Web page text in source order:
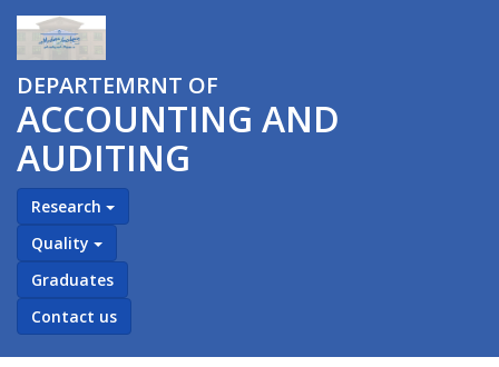
DEPARTEMRNT OF
ACCOUNTING AND
AUDITING
Research
Quality
Graduates
Contact us